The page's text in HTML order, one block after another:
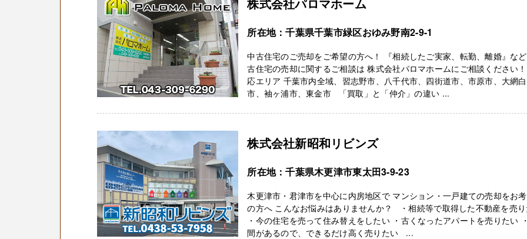
所在地：千葉県千葉市緑区おゆみ野南2-9-1
中古住宅のご売却をご希望の方へ！ 『相続したご実家、転勤、離婚』な
古住宅の売却に関するご相談は 株式会社パロマホームにご相談ください
応エリア 千葉市内全域、習志野市、八千代市、四街道市、市原市、大網
市、袖ヶ浦市、東金市 「買取」と「仲介」の違い ...
株式会社新昭和リビンズ
所在地：千葉県木更津市東太田3-9-23
木更津市・君津市を中心に内房地区で マンション・一戸建ての売却をお
の方へ こんなお悩みはありませんか？ ・相続等で取得した不動産を売
・今の住宅を売って住み替えをしたい ・古くなったアパートを売りたい
間があるので、できるだけ高く売りたい ...